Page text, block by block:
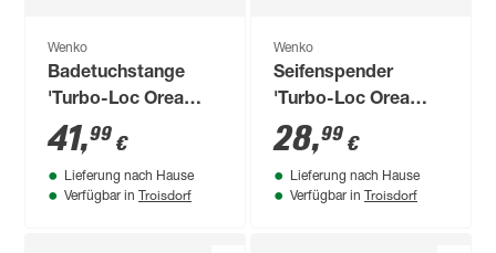
Wenko
Badetuchstange
'Turbo-Loc Orea
Bamboo'
bambus/schwarz 40
cm
41,99 €
Lieferung nach Hause
Verfügbar in Troisdorf
Wenko
Seifenspender
'Turbo-Loc Orea
Bamboo' Bambus,
Glas satiniert 200 ml
28,99 €
Lieferung nach Hause
Verfügbar in Troisdorf